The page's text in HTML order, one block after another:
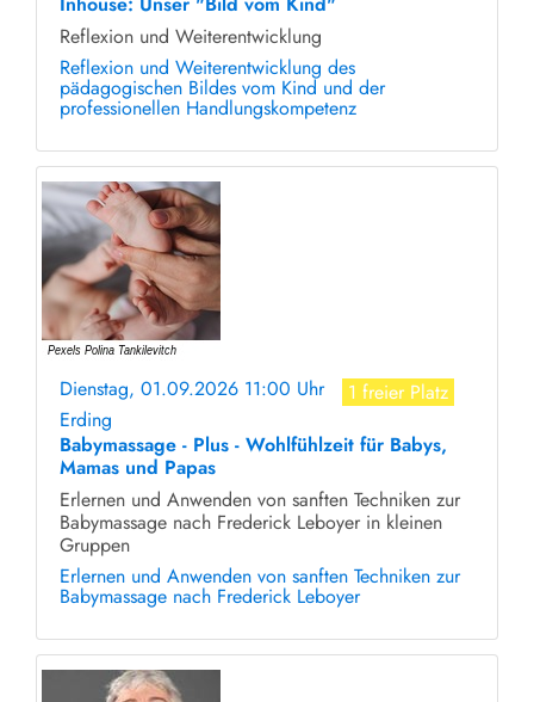
Reflexion und Weiterentwicklung
Reflexion und Weiterentwicklung des
pädagogischen Bildes vom Kind und der
professionellen Handlungskompetenz
Dienstag, 01.09.2026 11:00 Uhr
1 freier Platz
Erding
Babymassage - Plus - Wohlfühlzeit für Babys,
Mamas und Papas
Erlernen und Anwenden von sanften Techniken zur
Babymassage nach Frederick Leboyer in kleinen
Gruppen
Erlernen und Anwenden von sanften Techniken zur
Babymassage nach Frederick Leboyer